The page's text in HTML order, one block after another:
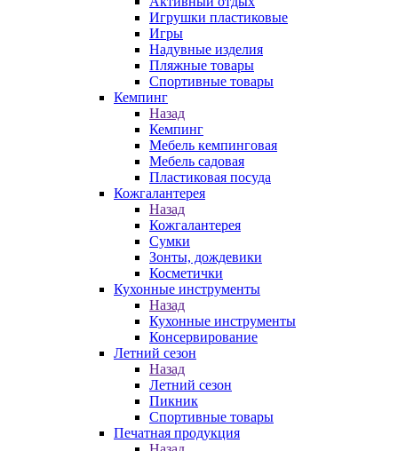
Игрушки пластиковые
Игры
Надувные изделия
Пляжные товары
Спортивные товары
Кемпинг
Назад
Кемпинг
Мебель кемпинговая
Мебель садовая
Пластиковая посуда
Кожгалантерея
Назад
Кожгалантерея
Сумки
Зонты, дождевики
Косметички
Кухонные инструменты
Назад
Кухонные инструменты
Консервирование
Летний сезон
Назад
Летний сезон
Пикник
Спортивные товары
Печатная продукция